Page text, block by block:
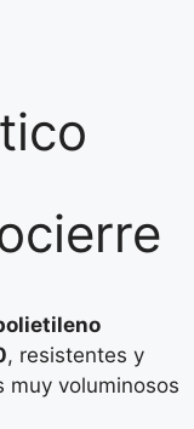
, resistentes y
muy voluminosos